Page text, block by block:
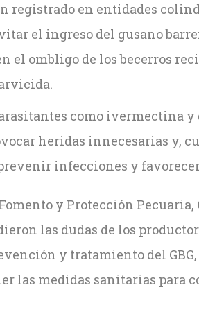
registrado en entidades
el ingreso del gusano
el ombligo de los becerros
como ivermectina y
heridas innecesarias y,
infecciones y
y Protección Pecuaria,
las dudas de los
y tratamiento del GBG,
las medidas sanitarias para